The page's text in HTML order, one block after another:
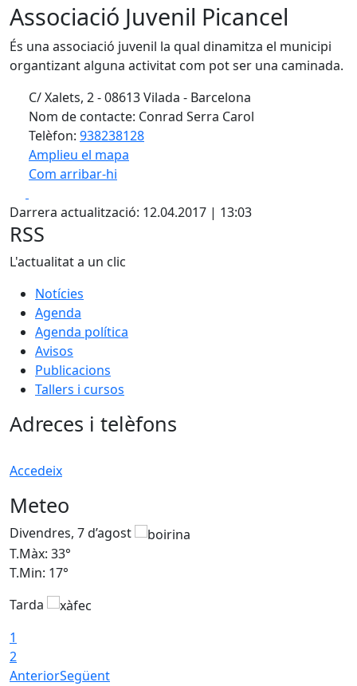
Associació Juvenil Picancel
És una associació juvenil la qual dinamitza el municipi
organtizant alguna activitat com pot ser una caminada.
C/ Xalets, 2 - 08613 Vilada - Barcelona
Nom de contacte: Conrad Serra Carol
Telèfon: 938238128
Amplieu el mapa
Com arribar-hi
+
−
Darrera actualització: 12.04.2017 | 13:03
RSS
L'actualitat a un clic
Notícies
Agenda
Agenda política
Avisos
Publicacions
Tallers i cursos
Adreces i telèfons
Accedeix
Meteo
Divendres, 7 d’agost
T.Màx: 33°
T.Min: 17°
Tarda
1
2
AnteriorSegüent